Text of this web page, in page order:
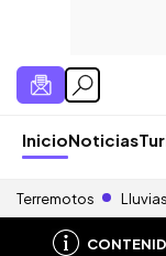
InicioNoticias
Terremotos Lluvias